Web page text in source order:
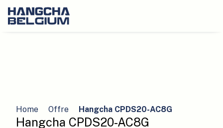
Home Offre Hangcha CPDS20-AC8G
Hangcha CPDS20-AC8G